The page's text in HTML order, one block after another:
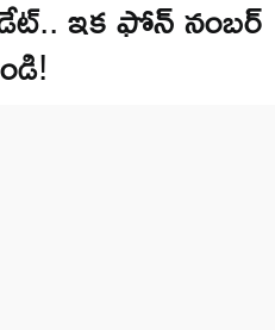
ఇక ఫోన్ నంబర్